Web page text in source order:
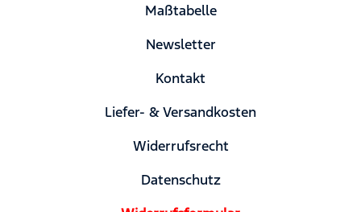
Maßtabelle
Newsletter
Kontakt
Liefer- & Versandkosten
Widerrufsrecht
Datenschutz